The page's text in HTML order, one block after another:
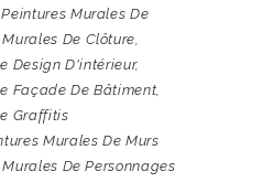
Peintures Murales De
De Clôture,
Design D'intérieur,
Façade De Bâtiment,
Graffitis
Murales De Murs
De Personnages